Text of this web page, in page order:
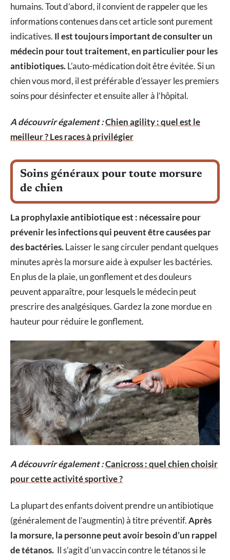
humains. Tout d’abord, il convient de rappeler que les
informations contenues dans cet article sont purement
indicatives. Il est toujours important de consulter un
médecin pour tout traitement, en particulier pour les
antibiotiques.L’auto-médication doit être évitée. Si un
chien vous mord, il est préférable d’essayer les premiers
soins pour désinfecter et ensuite aller à l’hôpital.
A découvrir également :Chien agility : quel est le
meilleur ? Les races à privilégier
Soins généraux pour toute morsure
de chien
La prophylaxie antibiotique est : nécessaire pour
prévenir les infections qui peuvent être causées par
des bactéries.Laisser le sang circuler pendant quelques
minutes après la morsure aide à expulser les bactéries.
En plus de la plaie, un gonflement et des douleurs
peuvent apparaître, pour lesquels le médecin peut
prescrire des analgésiques. Gardez la zone mordue en
hauteur pour réduire le gonflement.
A découvrir également :Canicross : quel chien choisir
pour cette activité sportive ?
La plupart des enfants doivent prendre un antibiotique
(généralement de l’augmentin) à titre préventif.Après
la morsure, la personne peut avoir besoin d’un rappel
de tétanos. Il s’agit d’un vaccin contre le tétanos si le